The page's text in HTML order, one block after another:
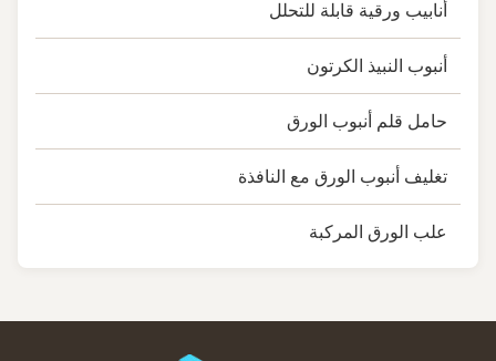
أنابيب ورقية قابلة للتحلل
أنبوب النبيذ الكرتون
حامل قلم أنبوب الورق
تغليف أنبوب الورق مع النافذة
علب الورق المركبة